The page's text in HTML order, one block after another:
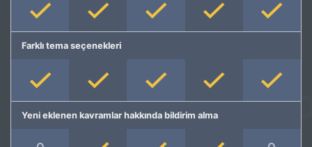
Farklı tema seçenekleri
Yeni eklenen kavramlar hakkında bildirim alma